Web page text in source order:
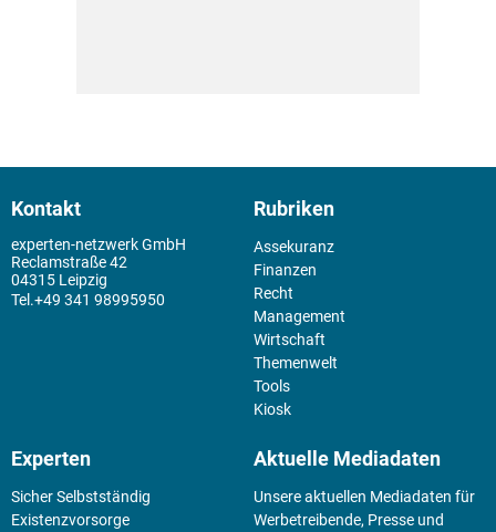
Kontakt
experten-netzwerk GmbH
Reclamstraße 42
04315 Leipzig
+49 341 98995950
Rubriken
Assekuranz
Finanzen
Recht
Management
Wirtschaft
Themenwelt
Tools
Kiosk
Experten
Sicher Selbstständig
Existenz­vorsorge
Aktuelle Mediadaten
Unsere aktuellen Mediadaten für
Werbetreibende, Presse und